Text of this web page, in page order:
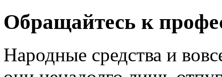
Обращайтесь к
Народные средства и